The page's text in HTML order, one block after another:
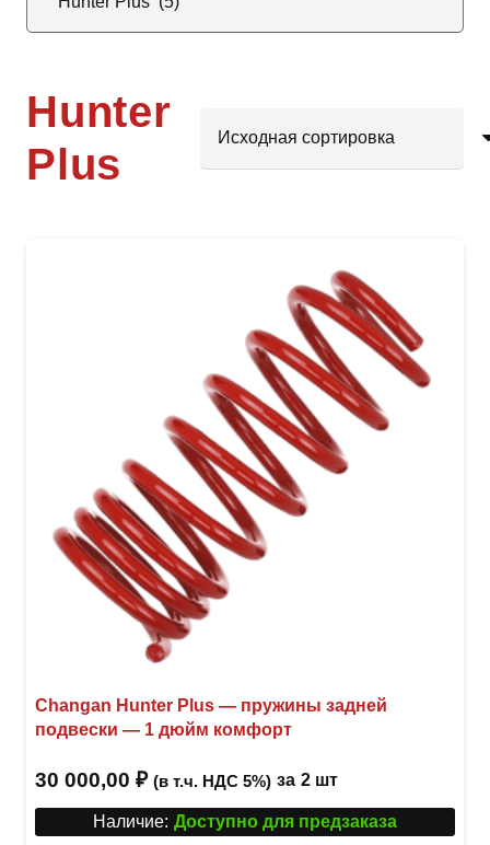
Hunter
Plus
Changan Hunter Plus — пружины задней
подвески — 1 дюйм комфорт
30 000,00 ₽ (в т.ч. НДС 5%) за 2 шт
Наличие: Доступно для предзаказа